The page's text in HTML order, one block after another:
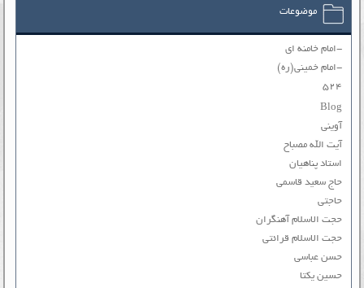
موضوعات
-امام خامنه ای
-امام خمینی(ره)
۵۲۴
Blog
آوینی
آیت الله مصباح
استاد پناهیان
حاج سعید قاسمی
حاجتی
حجت الاسلام آهنگران
حجت الاسلام قرائتی
حسن عباسی
حسین یکتا